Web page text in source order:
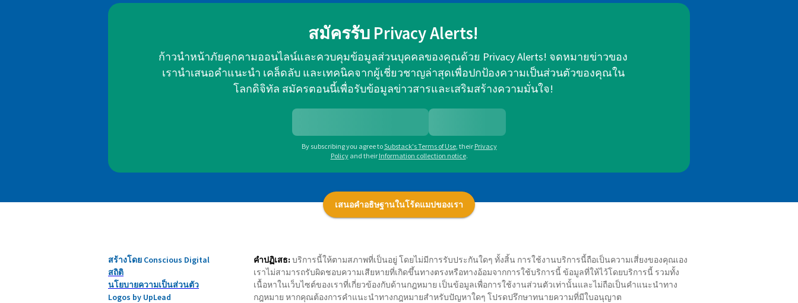
สมัครรับ Privacy Alerts!
ก้าวนำหน้าภัยคุกคามออนไลน์และควบคุมข้อมูลส่วนบุคคลของคุณด้วย Privacy Alerts! จดหมายข่าวของ
เรานำเสนอคำแนะนำ เคล็ดลับ และเทคนิคจากผู้เชี่ยวชาญล่าสุดเพื่อปกป้องความเป็นส่วนตัวของคุณใน
โลกดิจิทัล สมัครตอนนี้เพื่อรับข้อมูลข่าวสารและเสริมสร้างความมั่นใจ!
By subscribing you agree toSubstack's Terms of Use, their Privacy
Policy and their Information collection notice.
เสนอคำอธิษฐานในโร้ดแมปของเรา
สร้างโดย Conscious Digital
สถิติ
นโยบายความเป็นส่วนตัว
Logos by UpLead
คำปฏิเสธ: บริการนี้ให้ตามสภาพที่เป็นอยู่ โดยไม่มีการรับประกันใดๆ ทั้งสิ้น การใช้งานบริการนี้ถือเป็นความเสี่ยงของคุณเอง
เราไม่สามารถรับผิดชอบความเสียหายที่เกิดขึ้นทางตรงหรือทางอ้อมจากการใช้บริการนี้ ข้อมูลที่ให้ไว้โดยบริการนี้ รวมทั้ง
เนื้อหาในเว็บไซต์ของเราที่เกี่ยวข้องกับด้านกฎหมาย เป็นข้อมูลเพื่อการใช้งานส่วนตัวเท่านั้นและไม่ถือเป็นคำแนะนำทาง
กฎหมาย หากคุณต้องการคำแนะนำทางกฎหมายสำหรับปัญหาใดๆ โปรดปรึกษาทนายความที่มีใบอนุญาต